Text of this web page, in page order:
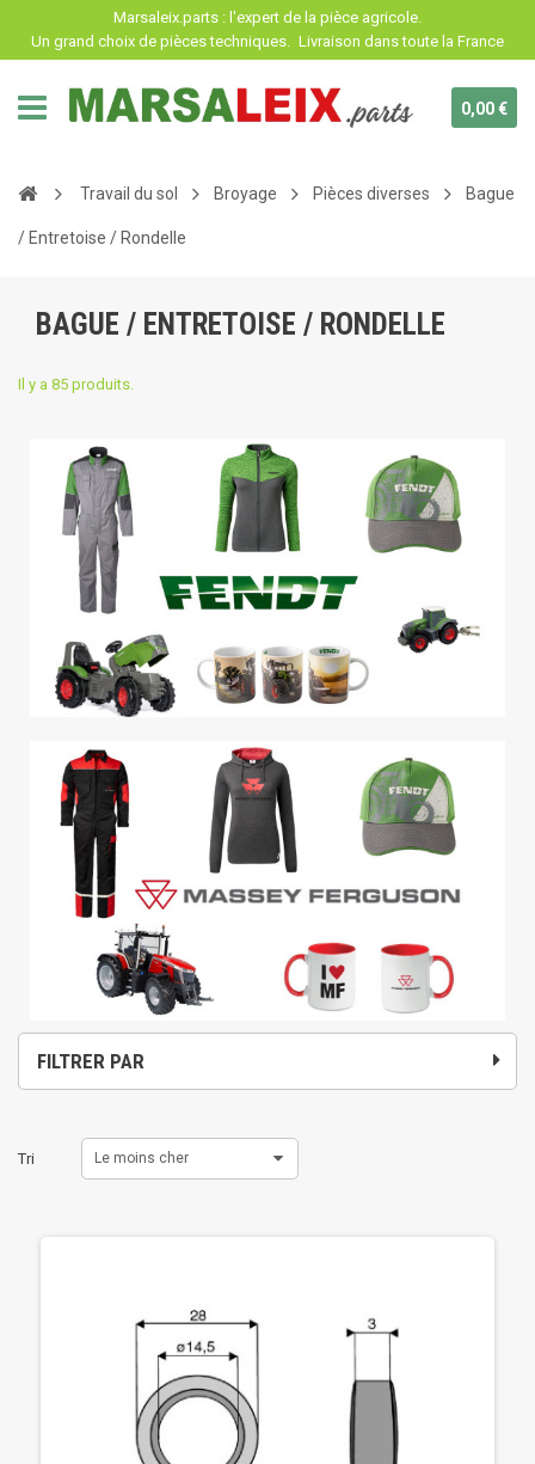
Marsaleix.parts : l'expert de la pièce agricole.
Un grand choix de pièces techniques. Livraison dans toute la France
0,00 €
Travail du sol Broyage Pièces diverses Bague
/ Entretoise / Rondelle
BAGUE / ENTRETOISE / RONDELLE
Il y a 85 produits.
FILTRER PAR
Tri Le moins cher
Panneau de gestion des cookies